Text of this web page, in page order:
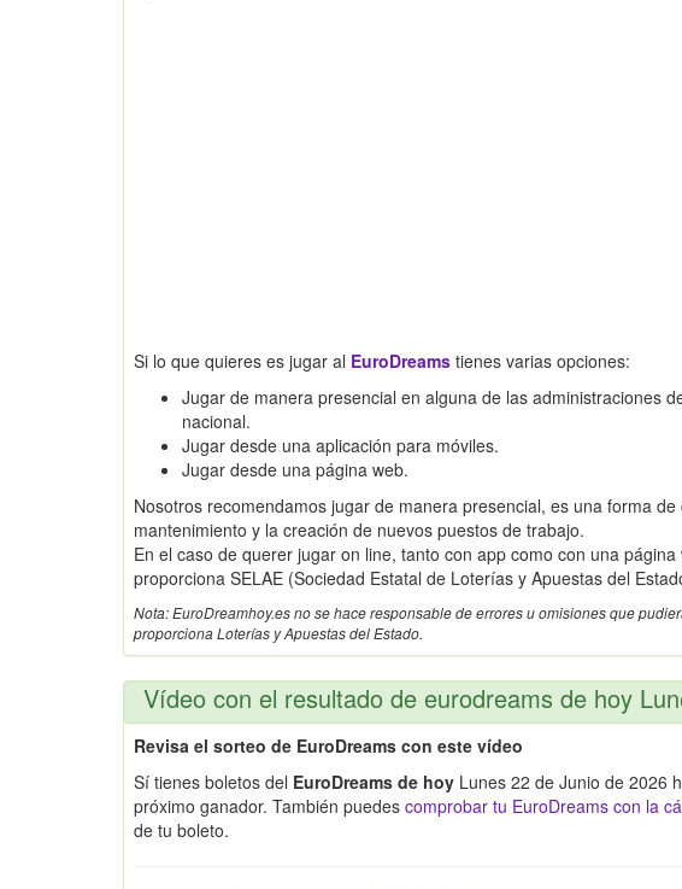
Si lo que quieres es jugar al EuroDreams tienes varias opciones:
Jugar de manera presencial en alguna de las administraciones
nacional.
Jugar desde una aplicación para móviles.
Jugar desde una página web.
Nosotros recomendamos jugar de manera presencial, es una forma
mantenimiento y la creación de nuevos puestos de trabajo.
En el caso de querer jugar on line, tanto con app como con una
proporciona SELAE (Sociedad Estatal de Loterías y Apuestas del
Nota: EuroDreamhoy.es no se hace responsable de errores u omisiones que
proporciona Loterías y Apuestas del Estado.
Vídeo con el resultado de eurodreams de hoy
Revisa el sorteo de EuroDreams con este vídeo
Sí tienes boletos del EuroDreams de hoy Lunes 22 de Junio de 2026
próximo ganador. También puedes comprobar tu EuroDreams con la
de tu boleto.